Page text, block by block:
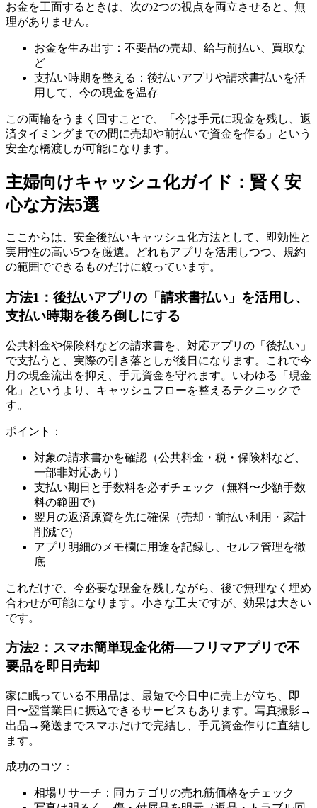
お金を工面するときは、次の2つの視点を両立させると、無
理がありません。
お金を生み出す：不要品の売却、給与前払い、買取な
ど
支払い時期を整える：後払いアプリや請求書払いを活
用して、今の現金を温存
この両輪をうまく回すことで、「今は手元に現金を残し、返
済タイミングまでの間に売却や前払いで資金を作る」という
安全な橋渡しが可能になります。
主婦向けキャッシュ化ガイド：賢く安
心な方法5選
ここからは、安全後払いキャッシュ化方法として、即効性と
実用性の高い5つを厳選。どれもアプリを活用しつつ、規約
の範囲でできるものだけに絞っています。
方法1：後払いアプリの「請求書払い」を活用し、
支払い時期を後ろ倒しにする
公共料金や保険料などの請求書を、対応アプリの「後払い」
で支払うと、実際の引き落としが後日になります。これで今
月の現金流出を抑え、手元資金を守れます。いわゆる「現金
化」というより、キャッシュフローを整えるテクニックで
す。
ポイント：
対象の請求書かを確認（公共料金・税・保険料など、
一部非対応あり）
支払い期日と手数料を必ずチェック（無料〜少額手数
料の範囲で）
翌月の返済原資を先に確保（売却・前払い利用・家計
削減で）
アプリ明細のメモ欄に用途を記録し、セルフ管理を徹
底
これだけで、今必要な現金を残しながら、後で無理なく埋め
合わせが可能になります。小さな工夫ですが、効果は大きい
です。
方法2：スマホ簡単現金化術──フリマアプリで不
要品を即日売却
家に眠っている不用品は、最短で今日中に売上が立ち、即
日〜翌営業日に振込できるサービスもあります。写真撮影→
出品→発送までスマホだけで完結し、手元資金作りに直結し
ます。
成功のコツ：
相場リサーチ：同カテゴリの売れ筋価格をチェック